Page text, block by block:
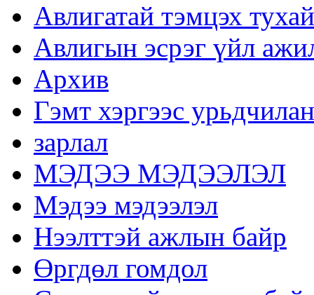
Авлигатай тэмцэх тухай
Авлигын эсрэг үйл
Архив
Гэмт хэргээс
зарлал
МЭДЭЭ МЭДЭЭЛЭЛ
Мэдээ мэдээлэл
Нээлттэй ажлын байр
Өргдөл гомдол